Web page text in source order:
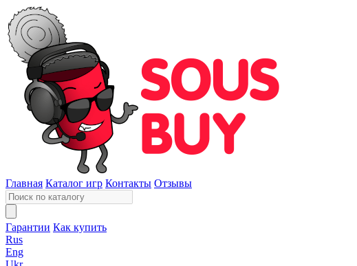
Главная Каталог игр Контакты Отзывы
Гарантии Как купить
Rus
Eng